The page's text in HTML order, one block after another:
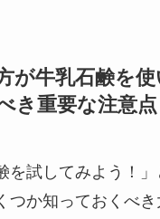
が牛乳石鹸を
き重要な注意点
を試してみよう！
つか知っておくべき